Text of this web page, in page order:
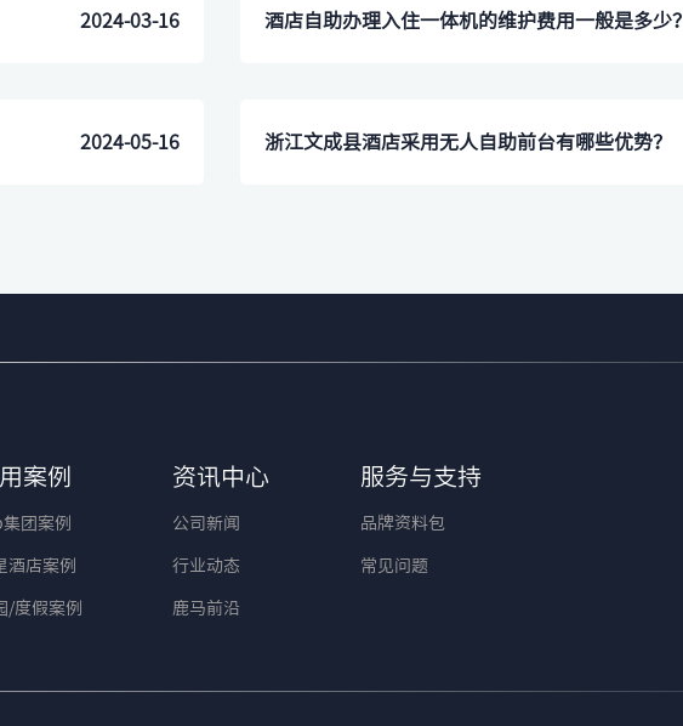
2024-03-16 ​酒店自助办理入住一体机的维护费用一般是多少？
2024-05-16 浙江文成县酒店采用无人自助前台有哪些优势？
案例
团案例
酒店案例
/度假案例
资讯中心
公司新闻
行业动态
鹿马前沿
服务与支持
品牌资料包
常见问题